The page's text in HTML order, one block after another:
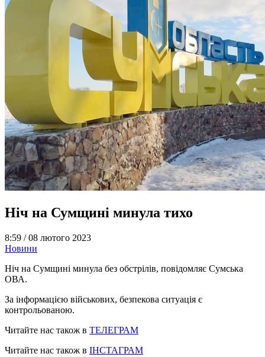
Ніч на Сумщині минула тихо
8:59 /08 лютого 2023
Новини
Ніч на Сумщині минула без обстрілів, повідомляє Сумська
ОВА.
За інформацією військових, безпекова ситуація є
контрольованою.
Читайте нас також в ТЕЛЕГРАМ
Читайте нас також в ІНСТАГРАМ